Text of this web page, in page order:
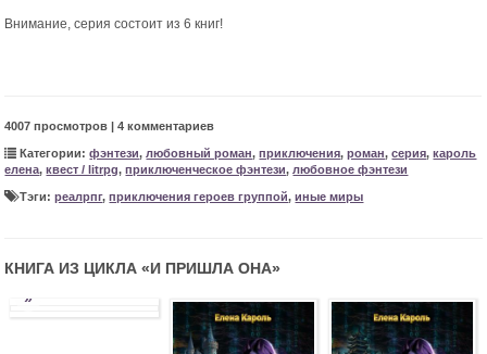
Внимание, серия состоит из 6 книг!
4007 просмотров | 4 комментариев
Категории:фэнтези, любовный роман,приключения,роман,серия,кароль
елена,квест / litrpg,приключенческое фэнтези, любовное фэнтези
Тэги:реалрпг,приключения героев группой,иные миры
КНИГА ИЗ ЦИКЛА «И ПРИШЛА ОНА»
»